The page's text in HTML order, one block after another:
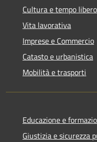
Cultura e tempo libero
Vita lavorativa
Imprese e Commercio
Catasto e urbanistica
Mobilità e trasporti
Educazione e
Giustizia e sicurezza